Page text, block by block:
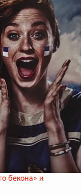
бекона» и